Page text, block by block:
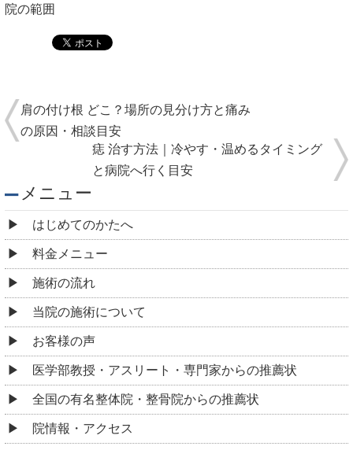
院の範囲
肩の付け根 どこ？場所の見分け方と痛み
の原因・相談目安
痣 治す方法｜冷やす・温めるタイミング
と病院へ行く目安
メニュー
はじめてのかたへ
料金メニュー
施術の流れ
当院の施術について
お客様の声
医学部教授・アスリート・専門家からの推薦状
全国の有名整体院・整骨院からの推薦状
院情報・アクセス